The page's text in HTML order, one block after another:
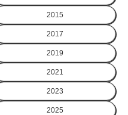
2015
2017
2019
2021
2023
2025